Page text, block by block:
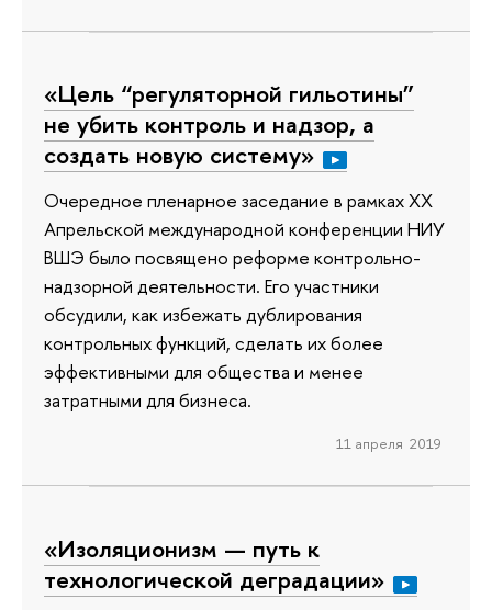
«Цель “регуляторной гильотины”
не убить контроль и надзор, а
создать новую систему»
Очередное пленарное заседание в рамках XX
Апрельской международной конференции НИУ
ВШЭ было посвящено реформе контрольно-
надзорной деятельности. Его участники
обсудили, как избежать дублирования
контрольных функций, сделать их более
эффективными для общества и менее
затратными для бизнеса.
11 апреля 2019
«Изоляционизм — путь к
технологической деградации»